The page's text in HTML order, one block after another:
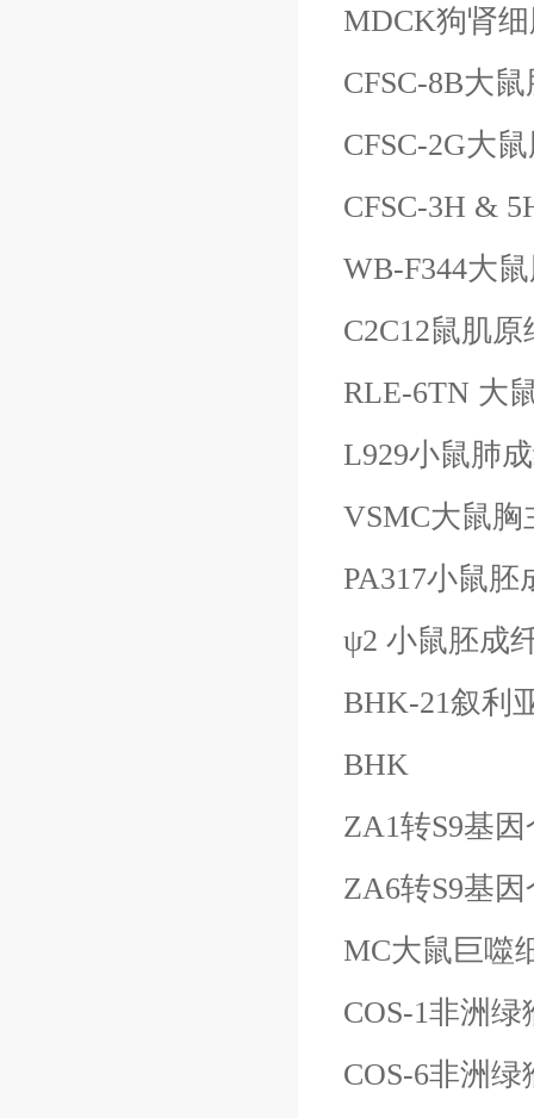
MDCK狗肾
CFSC-8B大
CFSC-2G大
CFSC-3H &
WB-F344大
C2C12鼠肌原
RLE-6TN 大
L929小鼠肺
VSMC大鼠
PA317小鼠
ψ2 小鼠胚成
BHK-21叙利
BHK
ZA1转S9基
ZA6转S9基
MC大鼠巨噬
COS-1非洲
COS-6非洲